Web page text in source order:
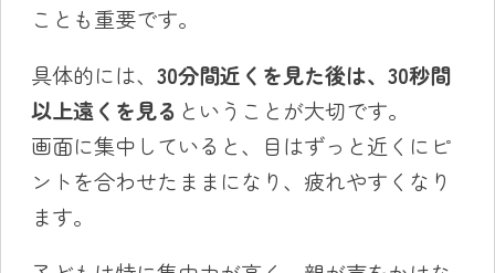
ことも重要です。
具体的には、 30分間近くを見た後は、30秒間
以上遠くを見る ということが大切です。
画面に集中していると、目はずっと近くにピ
ントを合わせたままになり、疲れやすくなり
ます。